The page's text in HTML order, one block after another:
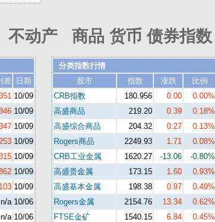
动产 商品 货币 债券指数
差
日期
10/09
10/09
10/09
10/09
10/09
10/09
103 10/09
n/a 10/06
n/a 10/06
分类指数行情
股市
指数 涨跌 比例
CRB指数
180.956 0.00 0.00%
高盛商品
219.20 0.39 0.18%
高盛综合商品
204.32 0.27 0.13%
Rogers商品
2249.93 1.71 0.08%
CRB工业金属
1620.27 -13.06 -0.80%
高盛贵金属
173.15 1.60 0.93%
高盛基本金属
198.38 0.97 0.49%
Rogers金属
2154.76 13.34 0.62%
FTSE金矿
1540.15 6.84 0.45%